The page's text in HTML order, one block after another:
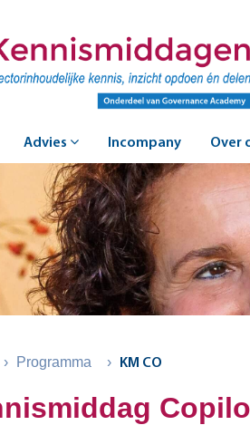
Advies Incompany Over
› Programma › KM CO